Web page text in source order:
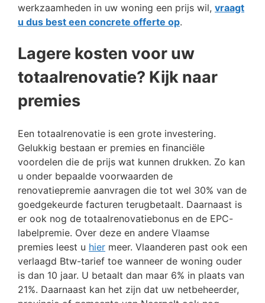
werkzaamheden in uw woning een prijs wil, vraagt
u dus best een concrete offerte op.
Lagere kosten voor uw
totaalrenovatie? Kijk naar
premies
Een totaalrenovatie is een grote investering.
Gelukkig bestaan er premies en financiële
voordelen die de prijs wat kunnen drukken. Zo kan
u onder bepaalde voorwaarden de
renovatiepremie aanvragen die tot wel 30% van de
goedgekeurde facturen terugbetaalt. Daarnaast is
er ook nog de totaalrenovatiebonus en de EPC-
labelpremie. Over deze en andere Vlaamse
premies leest u hier meer. Vlaanderen past ook een
verlaagd Btw-tarief toe wanneer de woning ouder
is dan 10 jaar. U betaalt dan maar 6% in plaats van
21%. Daarnaast kan het zijn dat uw netbeheerder,